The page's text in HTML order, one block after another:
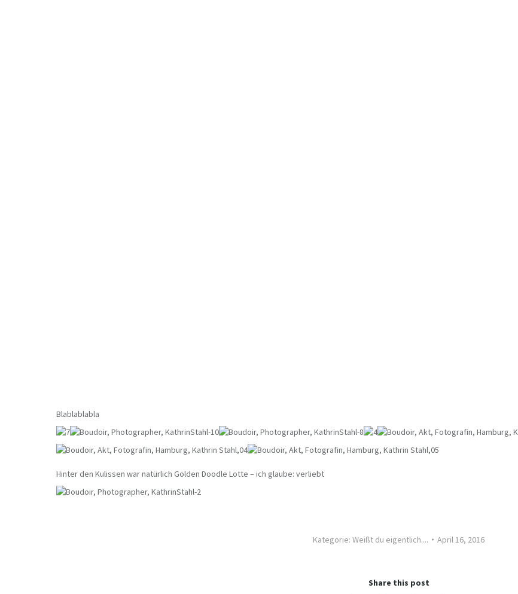
Blablablabla
Hinter den Kulissen war natürlich Golden Doodle Lotte – ich glaube: verliebt
Kategorie:Weißt du eigentlich.... April 16, 2016
Share this post